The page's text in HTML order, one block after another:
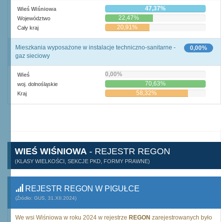
Wieś Wiśniowa 47,37%
Województwo 22,47%
Cały kraj 20,91%
0,00%
Mieszkania wyposażone w instalacje techniczno-sanitarne -
gaz sieciowy
Wieś 0,00%
woj. dolnośląskie 70,63%
Kraj 58,32%
WIEŚ WIŚNIOWA - REJESTR REGON
(KLASY WIELKOŚCI, SEKCJE PKD, FORMY PRAWNE)
REJESTR REGON W PIGUŁCE
(Źródło: GUS, 31.XII.2024)
We wsi Wiśniowa w roku 2024 w rejestrze REGON zarejestrowanych było